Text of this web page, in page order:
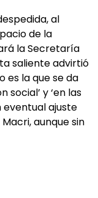
al
de la
la Secretaría
saliente advirtió
es la que se da
social’ y ‘en las
eventual ajuste
aunque sin